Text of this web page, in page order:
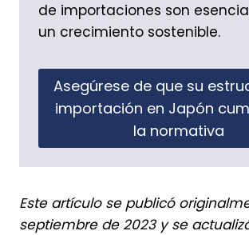
de importaciones son
un crecimiento sostenible.
Asegúrese de que su
importación en Japón
la normativa
Este artículo se publicó
septiembre de 2023 y se